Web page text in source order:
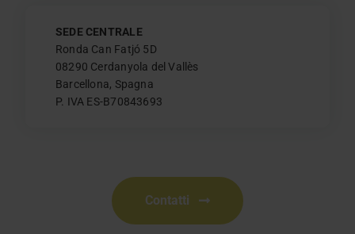
SEDE CENTRALE
Ronda Can Fatjó 5D
08290 Cerdanyola del Vallès
Barcellona, Spagna
P. IVA ES-B70843693
Contatti